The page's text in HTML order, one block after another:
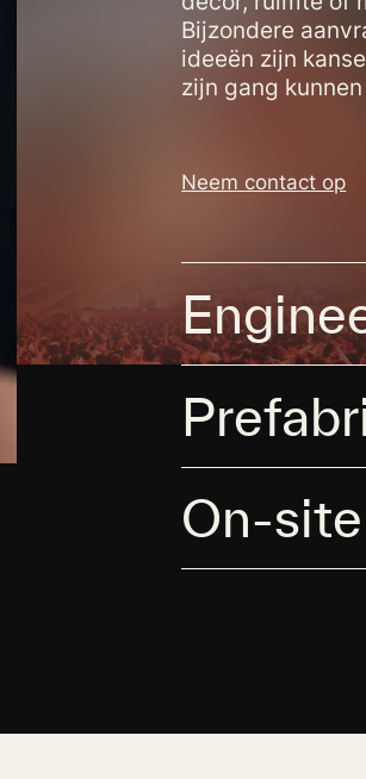
Bijzondere
ideeën zijn
zijn gang
Neem contact op
On-site